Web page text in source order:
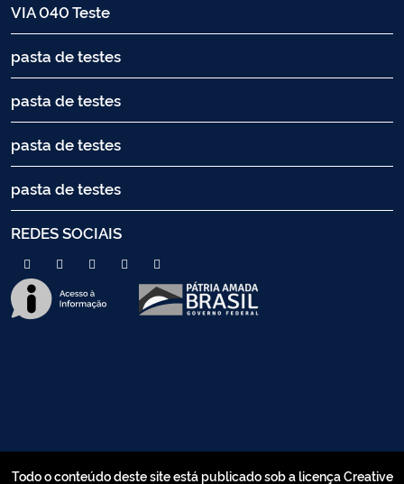
VIA 040 Teste
pasta de testes
pasta de testes
pasta de testes
pasta de testes
REDES SOCIAIS
Todo o conteúdo deste site está publicado sob a licença Creative